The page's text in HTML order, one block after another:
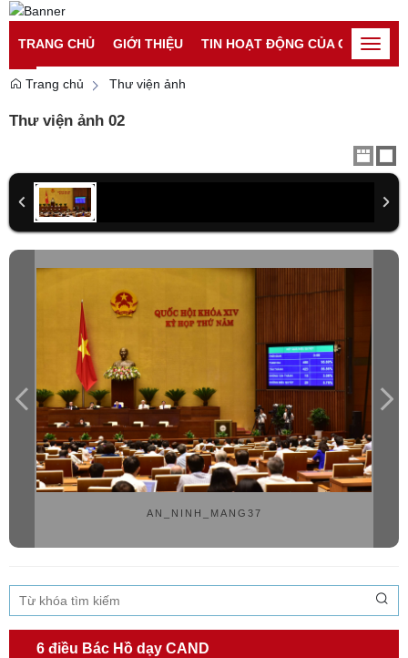
Đăng nhập
Đăng ký
TRANG CHỦ
GIỚI THIỆU TIN HOẠT ĐỘNG CỦA CATPToggle
Trang chủ
Thư viện ảnh
Thư viện ảnh 02
AN_NINH_MANG37
6 điều Bác Hồ dạy CAND